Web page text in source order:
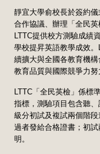
靜宜大學俞校長於簽約
合作協議、辦理「全民
LTTC提供校方測驗成績
學校提昇英語教學成效
續擴大與全國各教育機
教育品質與國際競爭力努
LTTC「全民英檢」係標
指標，測驗項目包含聽
級分初試及複試兩個階
過者發給合格證書；初
明。